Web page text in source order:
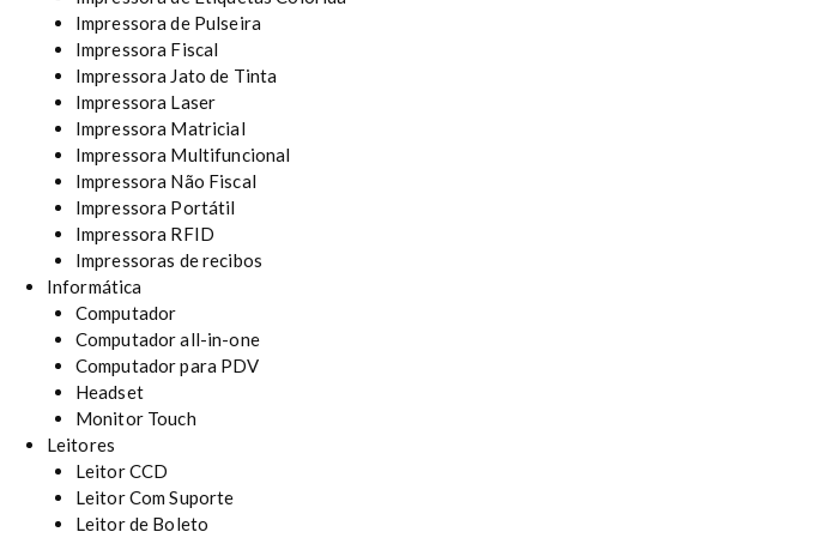
Impressora de Pulseira
Impressora Fiscal
Impressora Jato de Tinta
Impressora Laser
Impressora Matricial
Impressora Multifuncional
Impressora Não Fiscal
Impressora Portátil
Impressora RFID
Impressoras de recibos
Informática
Computador
Computador all-in-one
Computador para PDV
Headset
Monitor Touch
Leitores
Leitor CCD
Leitor Com Suporte
Leitor de Boleto